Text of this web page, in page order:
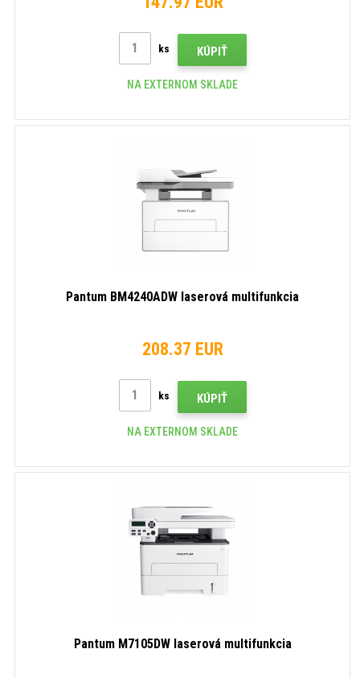
ks KÚPIŤ
NA EXTERNOM SKLADE
Pantum BM4240ADW laserová multifunkcia
208.37 EUR
ks KÚPIŤ
NA EXTERNOM SKLADE
Pantum M7105DW laserová multifunkcia